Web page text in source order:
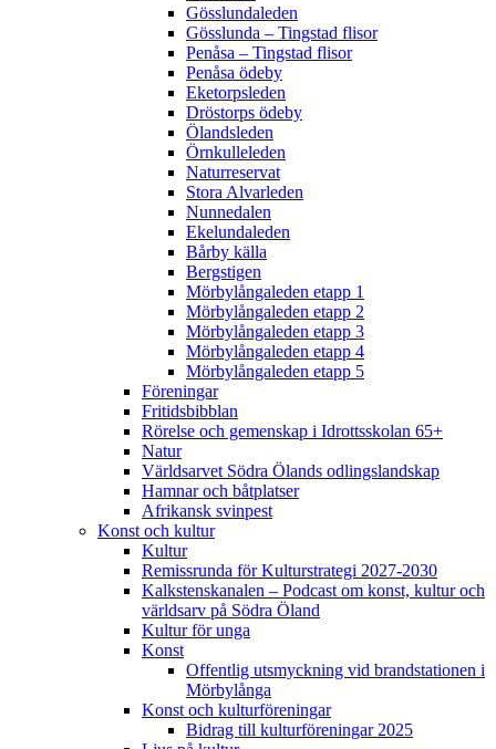
Gösslundaleden
Gösslunda – Tingstad flisor
Penåsa – Tingstad flisor
Penåsa ödeby
Eketorpsleden
Dröstorps ödeby
Ölandsleden
Örnkulleleden
Naturreservat
Stora Alvarleden
Nunnedalen
Ekelundaleden
Bårby källa
Bergstigen
Mörbylångaleden etapp 1
Mörbylångaleden etapp 2
Mörbylångaleden etapp 3
Mörbylångaleden etapp 4
Mörbylångaleden etapp 5
Föreningar
Fritidsbibblan
Rörelse och gemenskap i Idrottsskolan 65+
Natur
Världsarvet Södra Ölands odlingslandskap
Hamnar och båtplatser
Afrikansk svinpest
Konst och kultur
Kultur
Remissrunda för Kulturstrategi 2027-2030
Kalkstenskanalen – Podcast om konst, kultur och
världsarv på Södra Öland
Kultur för unga
Konst
Offentlig utsmyckning vid brandstationen i
Mörbylånga
Konst och kulturföreningar
Bidrag till kulturföreningar 2025